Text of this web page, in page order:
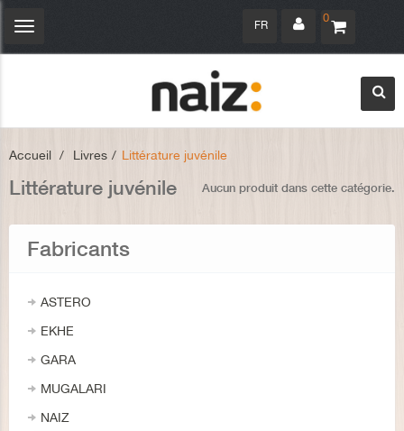
0
FR
Navigation
Accueil > Livres > Littérature juvénile
Littérature juvénile Aucun produit dans cette catégorie.
Fabricants
ASTERO
EKHE
GARA
MUGALARI
NAIZ